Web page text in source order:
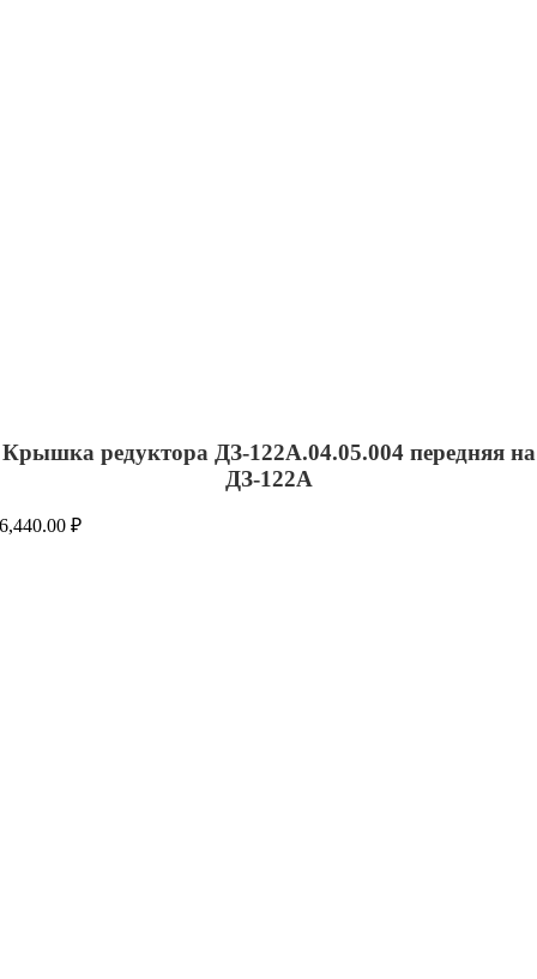
Крышка редуктора ДЗ-122А.04.05.004 передняя на
ДЗ-122А
6,440.00₽